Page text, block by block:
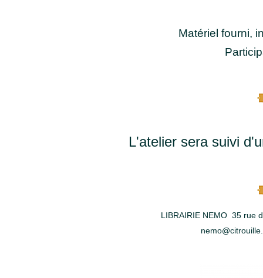
Matériel fourni,
L'atelier sera suivi
LIBRAIRIE NEMO 35 rue